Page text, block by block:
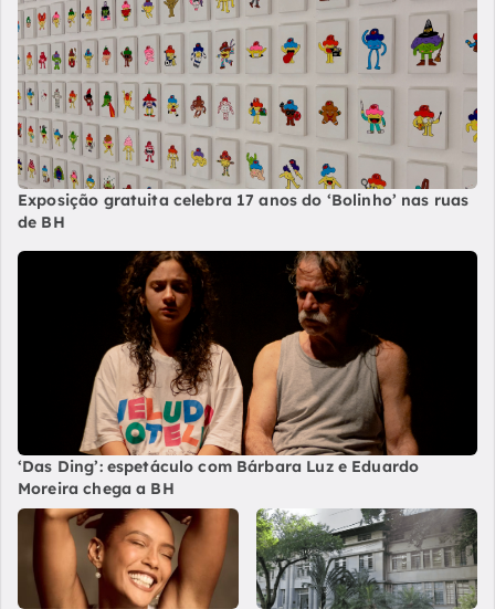
Exposição gratuita celebra 17 anos do ‘Bolinho’ nas ruas
de BH
‘Das Ding’: espetáculo com Bárbara Luz e Eduardo
Moreira chega a BH